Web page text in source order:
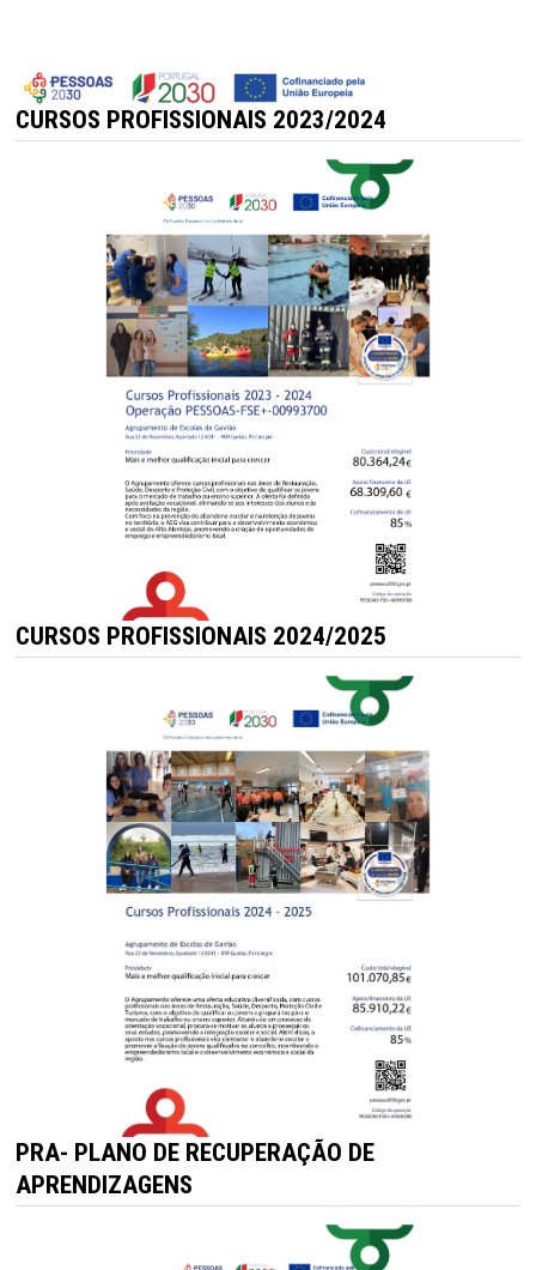
CURSOS PROFISSIONAIS 2023/2024
CURSOS PROFISSIONAIS 2024/2025
PRA- PLANO DE RECUPERAÇÃO DE
APRENDIZAGENS